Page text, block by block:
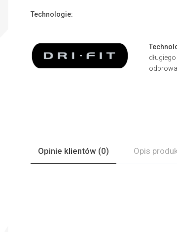
Technologie:
Opinie klientów (0) Opis